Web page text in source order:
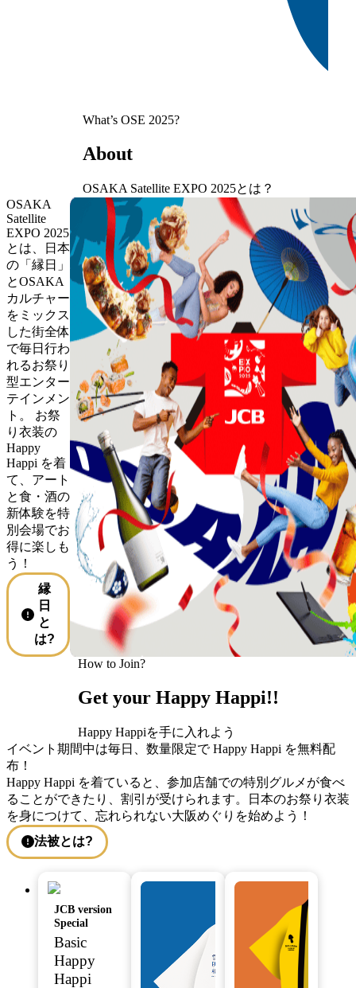
What’s OSE 2025?
About
OSAKA Satellite EXPO 2025とは？
OSAKA
Satellite
EXPO 2025
とは、日本
の「縁日」
とOSAKA
カルチャー
をミックス
した街全体
で毎日行わ
れるお祭り
型エンター
テインメン
ト。 お祭
り衣装の
Happy
Happi を着
て、アート
と食・酒の
新体験を特
別会場でお
得に楽しも
う！
縁
日
と
は?
How to Join?
Get your Happy Happi!!
Happy Happiを手に入れよう
イベント期間中は毎日、数量限定で Happy Happi を無料配
布！
Happy Happi を着ていると、参加店舗での特別グルメが食べ
ることができたり、割引が受けられます。日本のお祭り衣装
を身につけて、忘れられない大阪めぐりを始めよう！
法被とは?
JCB version
Special
Basic
Happy
Happi